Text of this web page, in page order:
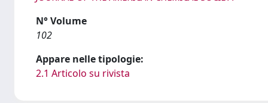
N° Volume
102
Appare nelle tipologie:
2.1 Articolo su rivista